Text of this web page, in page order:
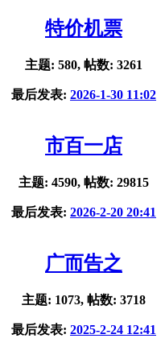
特价机票
主题: 580, 帖数: 3261
最后发表: 2026-1-30 11:02
市百一店
主题: 4590, 帖数: 29815
最后发表: 2026-2-20 20:41
广而告之
主题: 1073, 帖数: 3718
最后发表: 2025-2-24 12:41